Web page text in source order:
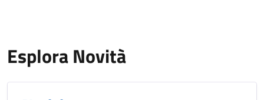
Esplora Novità